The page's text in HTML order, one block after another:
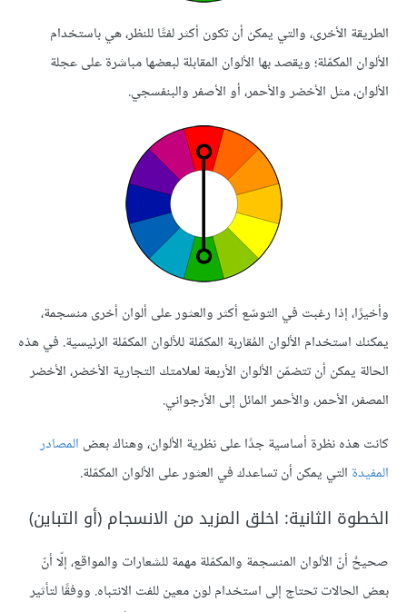
الطريقة الأخرى، والتي يمكن أن تكون أكثر لفتًا للنظر، هي باستخدام
الألوان المكمّلة؛ ويقصد بها الألوان المقابلة لبعضها مباشرة على عجلة
الألوان، مثل الأخضر والأحمر، أو الأصفر والبنفسجي.
وأخيرًا، إذا رغبت في التوسّع أكثر والعثور على ألوان أخرى منسجمة،
يمكنك استخدام الألوان المُقاربة المكمّلة للألوان المكمّلة الرئيسية. في هذه
الحالة يمكن أن تتضمّن الألوان الأربعة لعلامتك التجارية الأخضر، الأخضر
المصفر، الأحمر، والأحمر المائل إلى الأرجواني.
كانت هذه نظرة أساسية جدًا على نظرية الألوان، وهناك بعض المصادر
المفيدة التي يمكن أن تساعدك في العثور على الألوان المكمّلة.
الخطوة الثانية: اخلق المزيد من الانسجام (أو التباين)
صحيحٌ أنّ الألوان المنسجمة والمكمّلة مهمة للشعارات والمواقع، إلّا أنّ
بعض الحالات تحتاج إلى استخدام لون معين للفت الانتباه. ووفقًا لتأثير